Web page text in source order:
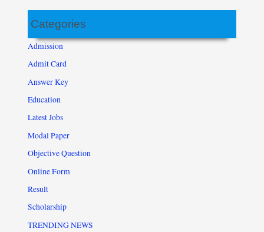
Categories
Admission
Admit Card
Answer Key
Education
Latest Jobs
Modal Paper
Objective Question
Online Form
Result
Scholarship
TRENDING NEWS